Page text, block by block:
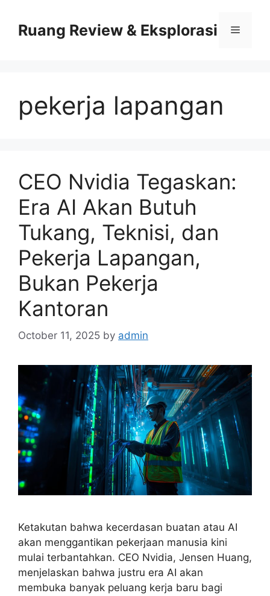
contentRuang Review & Eksplorasi Menu
pekerja lapangan
CEO Nvidia Tegaskan:
Era AI Akan Butuh
Tukang, Teknisi, dan
Pekerja Lapangan,
Bukan Pekerja
Kantoran
October 11, 2025 by admin
Ketakutan bahwa kecerdasan buatan atau AI
akan menggantikan pekerjaan manusia kini
mulai terbantahkan. CEO Nvidia, Jensen Huang,
menjelaskan bahwa justru era AI akan
membuka banyak peluang kerja baru bagi